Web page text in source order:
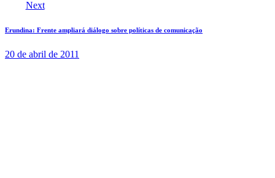
Next
Erundina: Frente ampliará diálogo sobre políticas de comunicação
20 de abril de 2011